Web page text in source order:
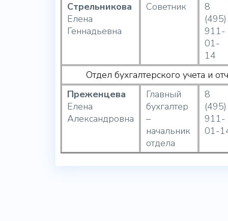
Стрельникова
Елена
Геннадьевна
Советник
8
(495)
911-
01-
14
Отдел бухгалтерского учета и
Преженцева
Елена
Александровна
Главный
бухгалтер
–
начальник
отдела
8
(495)
911-
01-